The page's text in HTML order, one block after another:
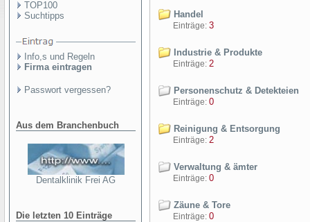
TOP100
Suchtipps
Info,s und Regeln
Firma eintragen
Passwort vergessen?
Aus dem Branchenbuch
Dentalklinik Frei AG
Die letzten 10 Einträge
Handel
Einträge: 3
Industrie & Produkte
Einträge: 2
Personenschutz & Detekteien
Einträge: 0
Reinigung & Entsorgung
Einträge: 2
Verwaltung & ämter
Einträge: 0
Zäune & Tore
Einträge: 0